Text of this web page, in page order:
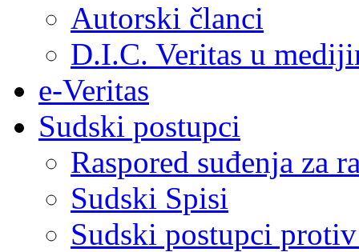
Autorski članci
D.I.C. Veritas u
e-Veritas
Sudski postupci
Raspored suđenja za
Sudski Spisi
Sudski postupci